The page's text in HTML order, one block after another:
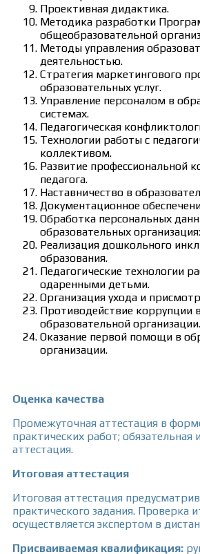
Проективная дидактика.
Методика разработки
общеобразовательной
Методы управления
деятельностью.
Стратегия маркетингового
образовательных услуг.
Управление персоналом в
системах.
Педагогическая
Технологии работы с
коллективом.
Развитие профессиональной
педагога.
Наставничество в
Документационное
Обработка персональных
образовательных
Реализация дошкольного
образования.
Педагогические технологии
одаренными детьми.
Организация ухода и
Противодействие коррупции
образовательной организации.
Оказание первой помощи в
организации.
Оценка качества
Промежуточная аттестация в
практических работ; обязательная
аттестация.
Итоговая аттестация
Итоговая аттестация
практического задания. Проверка
осуществляется экспертом в
Присваиваемая квалификация: